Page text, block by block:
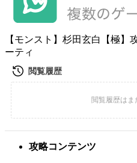
【モンスト】杉田玄白【極】
ーティ
攻略コンテンツ